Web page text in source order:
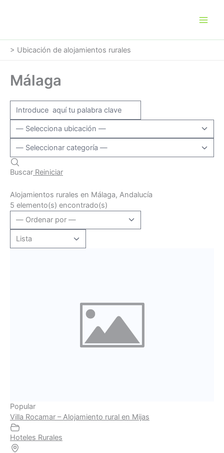
> Ubicación de alojamientos rurales
Málaga
Buscar Reiniciar
Alojamientos rurales en Málaga, Andalucía
5 elemento(s) encontrado(s)
Popular
Villa Rocamar – Alojamiento rural en Mijas
Hoteles Rurales